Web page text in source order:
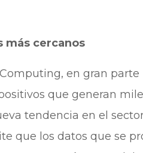
más cercanos
en gran
que generan
tendencia en el
que los datos que se